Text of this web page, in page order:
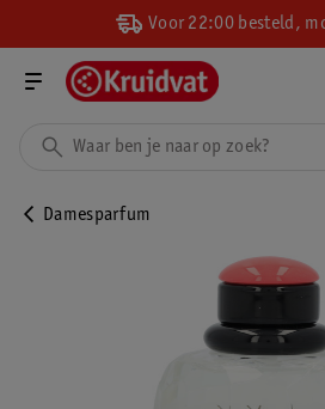
Voor 22:00 besteld,
Damesparfum